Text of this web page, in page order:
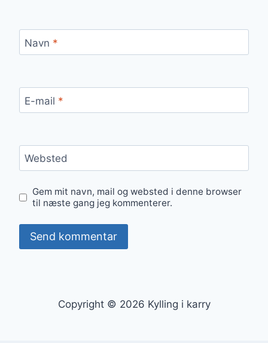
Navn *
E-mail *
Websted
Gem mit navn, mail og websted i denne browser
til næste gang jeg kommenterer.
Copyright © 2026 Kylling i karry